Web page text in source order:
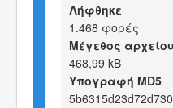
Λήφθηκε
1.468 φορές
Μέγεθος αρχείου
468,99 kB
Υπογραφή MD5